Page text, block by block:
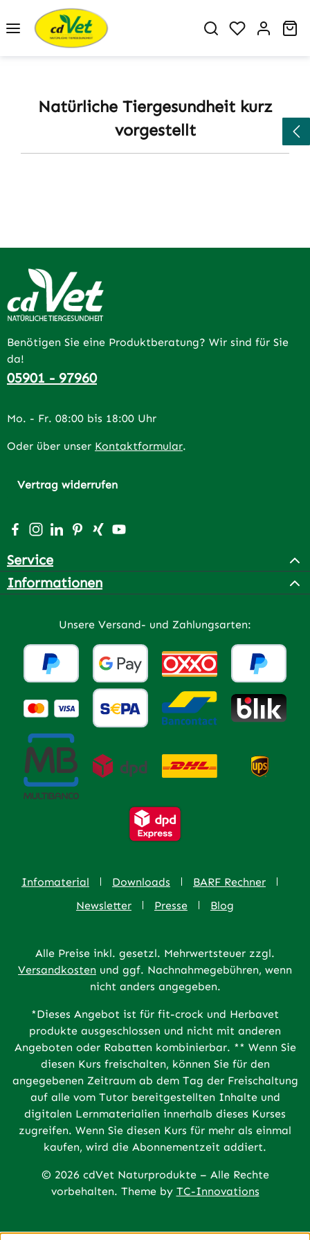
Zum Hauptinhalt springen
Du hast 0
Natürliche Tiergesundheit kurz
vorgestellt
Benötigen Sie eine Produktberatung? Wir sind für Sie
da!
05901 - 97960
Mo. - Fr. 08:00 bis 18:00 Uhr
Oder über unser Kontaktformular.
Vertrag widerrufen
Besuche uns auf Facebook – öffnet in neuem Tab
Schau auf Instagram vorbei – öffnet in neuem Tab
Vernetze dich mit uns auf LinkedIn – öffnet in
Lass dich auf Pinterest inspirieren – öffnet
Vernetze dich mit uns auf Xing – öffnet
Sieh dir unsere Videos auf YouTube
Service
Informationen
Unsere Versand- und Zahlungsarten:
Infomaterial Downloads
BARF Rechner
Newsletter
Presse Blog
Alle Preise inkl. gesetzl. Mehrwertsteuer zzgl.
Versandkosten und ggf. Nachnahmegebühren, wenn
nicht anders angegeben.
*Dieses Angebot ist für fit-crock und Herbavet
produkte ausgeschlossen und nicht mit anderen
Angeboten oder Rabatten kombinierbar. ** Wenn Sie
diesen Kurs freischalten, können Sie für den
angegebenen Zeitraum ab dem Tag der Freischaltung
auf alle vom Tutor bereitgestellten Inhalte und
digitalen Lernmaterialien innerhalb dieses Kurses
zugreifen. Wenn Sie diesen Kurs für mehr als einmal
kaufen, wird die Abonnementzeit addiert.
© 2026 cdVet Naturprodukte – Alle Rechte
vorbehalten. Theme by TC-Innovations